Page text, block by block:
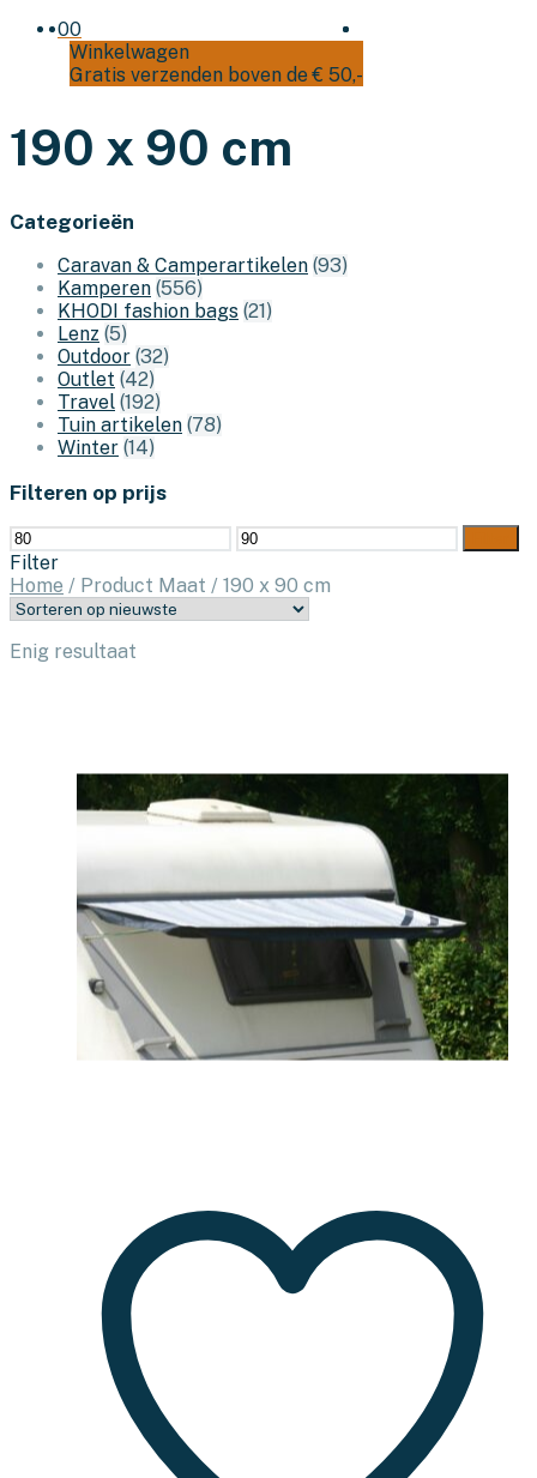
00
Winkelwagen
Gratis verzenden boven de € 50,-
190 x 90 cm
Categorieën
Caravan & Camperartikelen (93)
Kamperen (556)
KHODI fashion bags (21)
Lenz (5)
Outdoor (32)
Outlet (42)
Travel (192)
Tuin artikelen (78)
Winter (14)
Filteren op prijs
Min.
prijs
Max.
prijs
Filter
Home / Product Maat / 190 x 90 cm
Enig resultaat